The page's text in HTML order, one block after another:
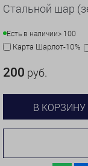
Стальной шар
Есть в наличии> 100
Карта Шарлот-10%
200 руб.
В КОРЗИНУ